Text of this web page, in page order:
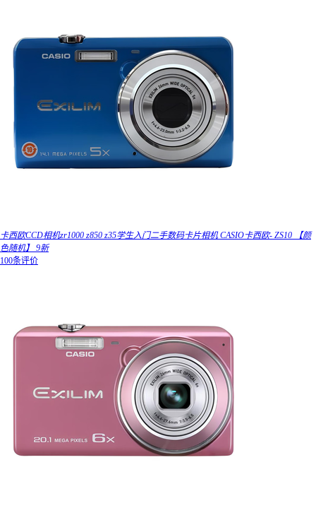
卡西欧CCD相机zr1000 z850 z35学生入门二手数码卡片相机 CASIO卡西欧- ZS10 【颜
色随机】 9新
100条评价